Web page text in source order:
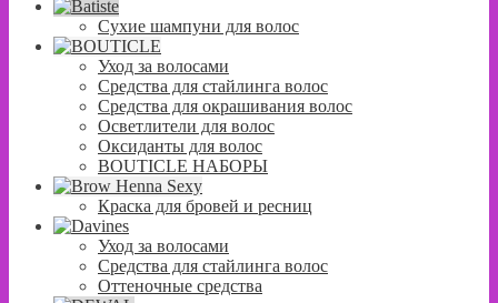
Сухие шампуни для волос
Уход за волосами
Средства для стайлинга волос
Средства для окрашивания волос
Осветлители для волос
Оксиданты для волос
BOUTICLE НАБОРЫ
Краска для бровей и ресниц
Уход за волосами
Средства для стайлинга волос
Оттеночные средства